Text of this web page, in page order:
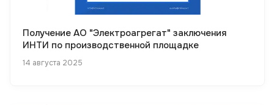
Получение АО "Электроагрегат" заключения
ИНТИ по производственной площадке
14 августа 2025